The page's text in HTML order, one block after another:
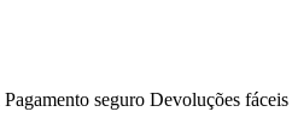
Pagamento seguro Devoluções fáceis